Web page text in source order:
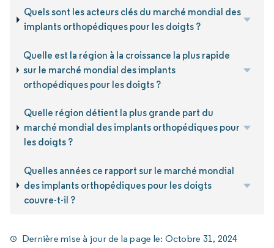
Quels sont les acteurs clés du marché mondial des
implants orthopédiques pour les doigts ?
Quelle est la région à la croissance la plus rapide
sur le marché mondial des implants
orthopédiques pour les doigts ?
Quelle région détient la plus grande part du
marché mondial des implants orthopédiques pour
les doigts ?
Quelles années ce rapport sur le marché mondial
des implants orthopédiques pour les doigts
couvre-t-il ?
Dernière mise à jour de la page le: Octobre 31, 2024